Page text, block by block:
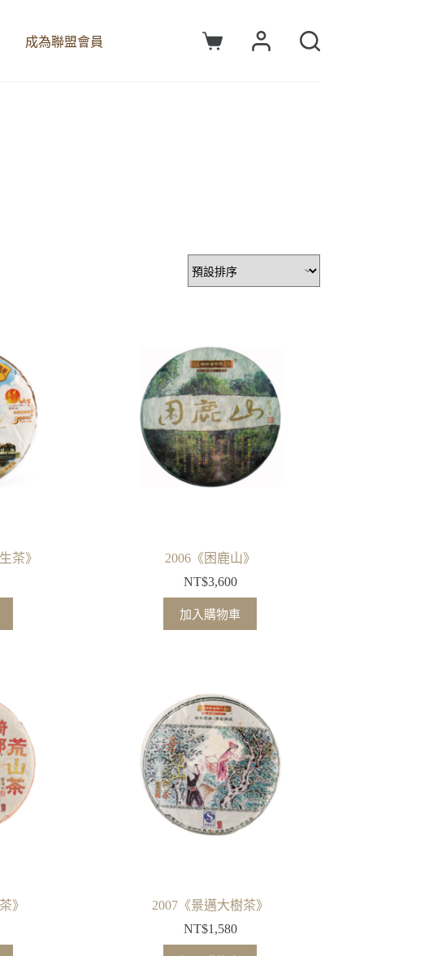
成為聯盟會員
購
茶》
2006《困鹿山》
NT$3,600
加入購物車
》
2007《景邁大樹茶》
NT$1,580